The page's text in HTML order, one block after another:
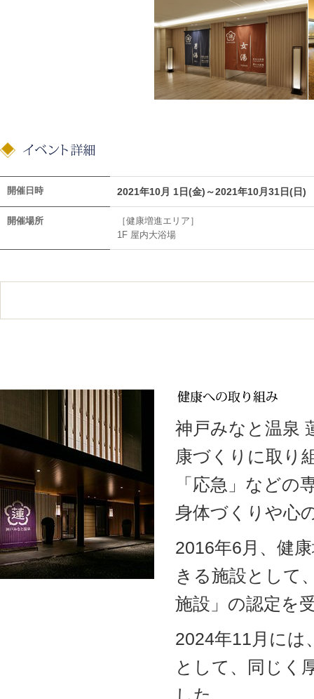
開催日時 2021年10月 1日(金)～2021年10月31日(日)
開催場所
［健康増進エリア］
1F 屋内大浴場
神戸みなと温泉
康づくりに取り
「応急」など
身体づくりや心
2016年6月、健
きる施設として
施設」の認定を
2024年11月には
として、同じく
した。